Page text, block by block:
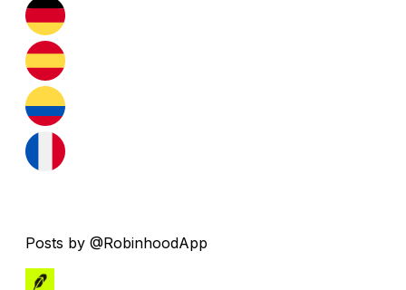
Posts by @RobinhoodApp